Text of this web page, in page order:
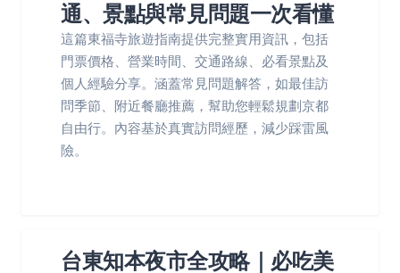
通、景點與常見問題一次看懂
這篇東福寺旅遊指南提供完整實用資訊，包括
門票價格、營業時間、交通路線、必看景點及
個人經驗分享。涵蓋常見問題解答，如最佳訪
問季節、附近餐廳推薦，幫助您輕鬆規劃京都
自由行。內容基於真實訪問經歷，減少踩雷風
險。
台東知本夜市全攻略｜必吃美